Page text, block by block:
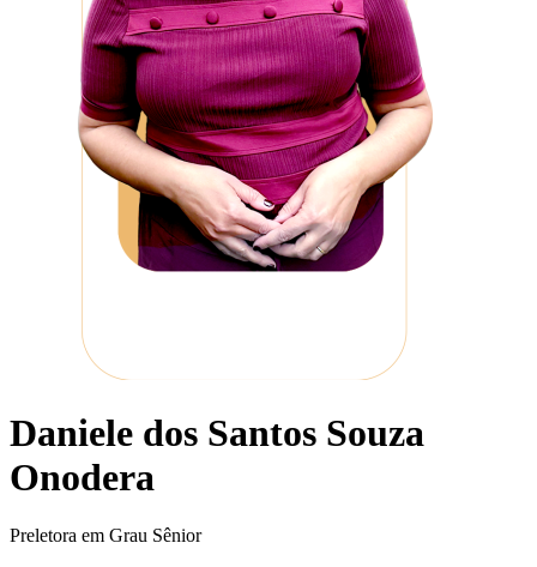
Daniele dos Santos Souza
Onodera
Preletora em Grau Sênior